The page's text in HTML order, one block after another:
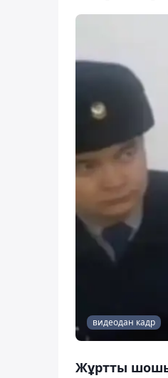
видеодан кадр
Жұртты